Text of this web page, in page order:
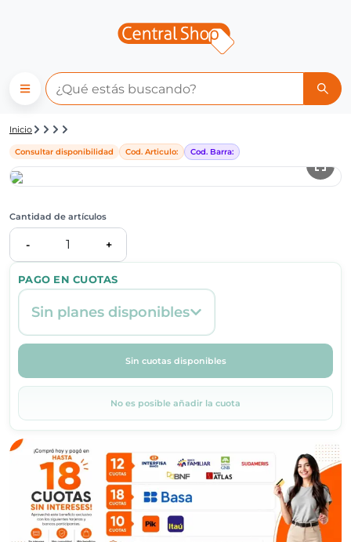
Detalle de producto | Central
Inicio
Consultar disponibilidad Cod. Articulo: Cod. Barra:
PAGO EN CUOTAS
Sin planes disponibles
Sin cuotas disponibles
No es posible añadir la cuota
Cantidad de artículos
- 1 +